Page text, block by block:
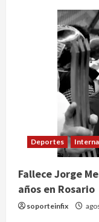
Deportes
Fallece Jorge
años en Rosario
soporteinfix